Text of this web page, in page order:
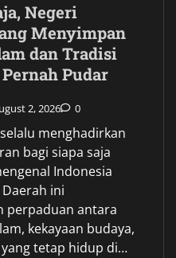
Negeri
Menyimpan
dan Tradisi
Pudar
2, 2026 0
menghadirkan
bagi siapa saja
Indonesia
ini
perpaduan antara
kekayaan budaya,
tetap hidup di…